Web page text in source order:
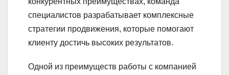
специалистов разрабатывает комплексные
стратегии продвижения, которые помогают
клиенту достичь высоких результатов.
Одной из преимуществ работы с компанией